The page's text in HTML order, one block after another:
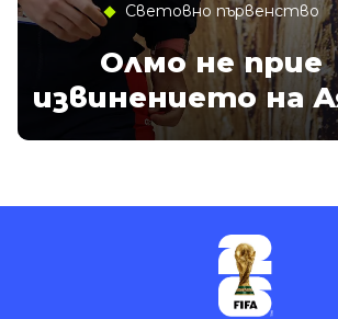
Световно първенство
Олмо не прие
извинението на